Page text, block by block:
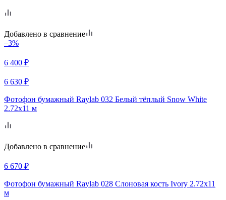
Добавлено в сравнение
–3%
6 400 ₽
6 630 ₽
Фотофон бумажный Raylab 032 Белый тёплый Snow White
2.72x11 м
Добавлено в сравнение
6 670 ₽
Фотофон бумажный Raylab 028 Cлоновая кость Ivory 2.72x11
м